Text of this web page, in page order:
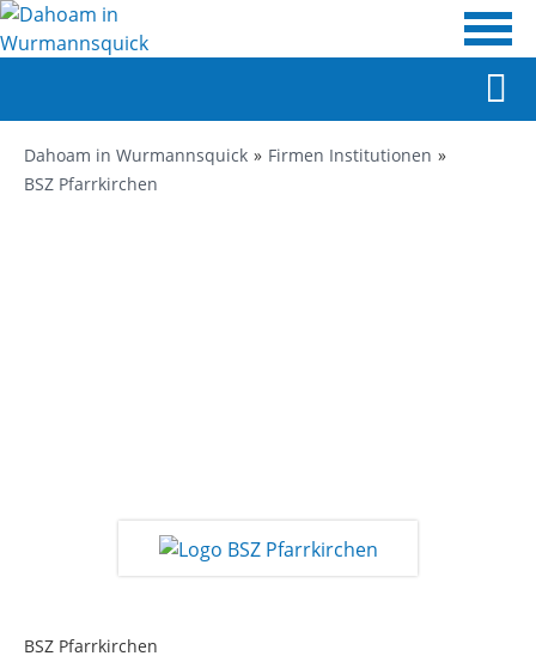
Dahoam in Wurmannsquick
Firmen Institutionen
BSZ Pfarrkirchen
BSZ Pfarrkirchen